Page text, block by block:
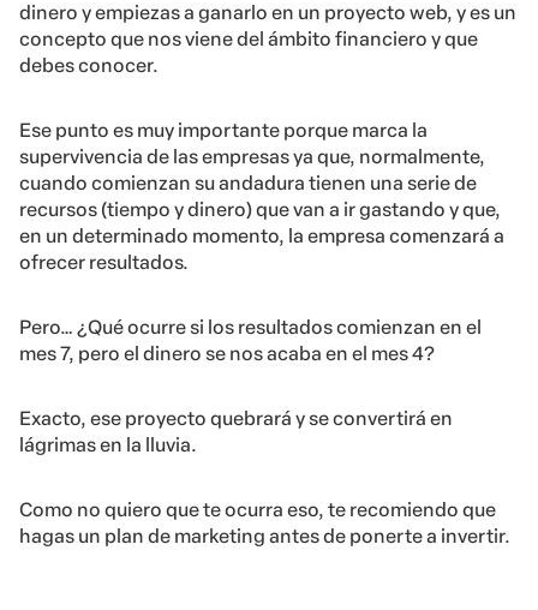
dinero y empiezas a ganarlo en un proyecto web, y es un
concepto que nos viene del ámbito financiero y que
debes conocer.
Ese punto es muy importante porque marca la
supervivencia de las empresas ya que, normalmente,
cuando comienzan su andadura tienen una serie de
recursos (tiempo y dinero) que van a ir gastando y que,
en un determinado momento, la empresa comenzará a
ofrecer resultados.
Pero… ¿Qué ocurre si los resultados comienzan en el
mes 7, pero el dinero se nos acaba en el mes 4?
Exacto, ese proyecto quebrará y se convertirá en
lágrimas en la lluvia.
Como no quiero que te ocurra eso, te recomiendo que
hagas un plan de marketing antes de ponerte a invertir.